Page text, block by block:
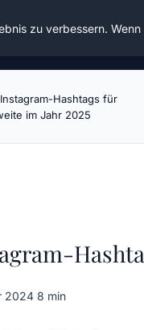
Hashtags für
im Jahr 2025
2024·8 min
zu verbessern.